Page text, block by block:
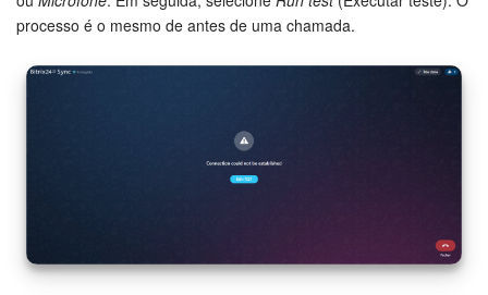
processo é o mesmo de antes de uma chamada.